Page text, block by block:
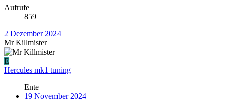
Aufrufe
859
2 Dezember 2024
Mr Killmister
E
Hercules mk1 tuning
Ente
19 November 2024